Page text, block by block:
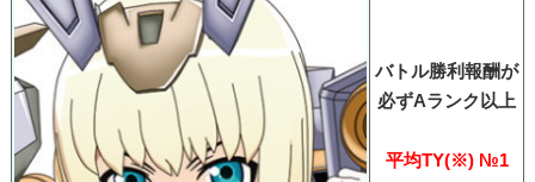
バトル勝利報酬が
必ずAランク以上
平均TY(※) №1